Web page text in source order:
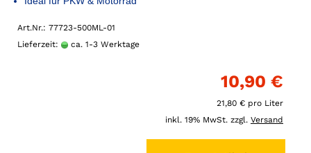
Art.Nr.: 77723-500ML-01
Lieferzeit:
ca. 1-3 Werktage
10,90 €
21,80 € pro Liter
inkl. 19% MwSt. zzgl. Versand